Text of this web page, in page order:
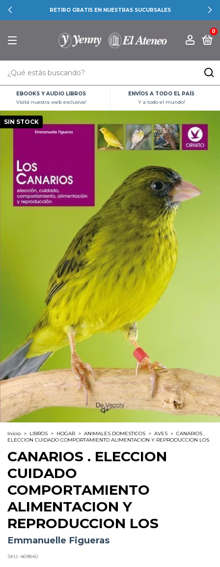
RETIRO GRATIS EN NUESTRAS SUCURSALES
0
EBOOKS Y AUDIO LIBROS
Visitá nuestra web exclusiva!
ENVÍOS A TODO EL PAÍS
Y a todo el mundo!
SIN STOCK
Inicio > LIBROS > HOGAR > ANIMALES DOMESTICOS > AVES > CANARIOS .
ELECCION CUIDADO COMPORTAMIENTO ALIMENTACION Y REPRODUCCION LOS
CANARIOS . ELECCION
CUIDADO
COMPORTAMIENTO
ALIMENTACION Y
REPRODUCCION LOS
Emmanuelle Figueras
SKU: 469840